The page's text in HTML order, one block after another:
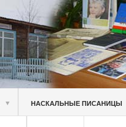
▼ НАСКАЛЬНЫЕ ПИСАНИЦЫ